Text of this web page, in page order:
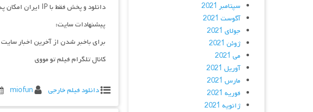
دانلود و پخش فقط با IP ایران امکان پذیر هست
پیشنهادات سایت:
برای باخبر شدن از آخرین اخبار سایت
کانال تلگرام فیلم تو مووی
دانلود فیلم خارجی miofun
سپتامبر 2021
آگوست 2021
جولای 2021
ژوئن 2021
می 2021
آوریل 2021
مارس 2021
فوریه 2021
ژانویه 2021